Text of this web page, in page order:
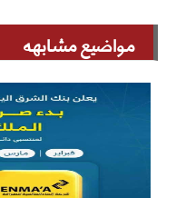
مواضيع مشابهه